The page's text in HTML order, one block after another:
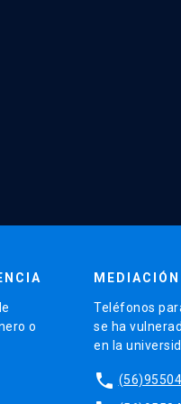
o
Teléfonos
se ha
en la
phone